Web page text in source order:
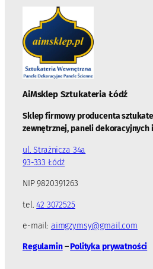
AiMsklep Sztukateria Łódź
Sklep firmowy producenta
zewnętrznej, paneli dekoracyjnych
ul. Strażnicza 34a
93-333 Łódź
NIP 9820391263
tel.42 3072525
e-mail: aimgzymsy@gmail.com
Regulamin–Polityka prywatności